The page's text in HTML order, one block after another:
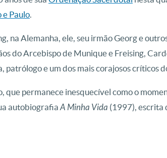
e Paulo.
na Alemanha, ele, seu irmão Georg e
do Arcebispo de Munique e Freising,
e um dos mais corajosos críticos
que permanece inesquecível como o
autobiografia A Minha Vida (1997), escrita